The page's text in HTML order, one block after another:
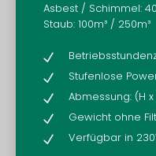
Asbest / Schimmel:
Staub: 100m³ / 250m³
N
N Stufenlose
N Abmessung: (H
N Gewicht ohne
N Verfügbar in